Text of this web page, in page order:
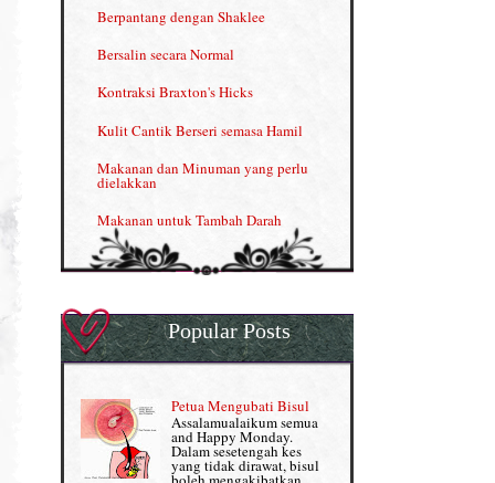
Nutrisi untuk Ikhtiar Hamil
OMEGA GUARD
Omega Guard: EPA & DHA for kids
OSTEMATRIX
Pantang Larang dalam Pengambilan
Vitamin
Penjagaan Rambut: Prosante Hair Care
Persediaan Haji & Umrah
Review Part 1: Shaklee bagus ke?
Berpantang dengan Shaklee
Bersalin secara Normal
Kontraksi Braxton's Hicks
Kulit Cantik Berseri semasa Hamil
Makanan dan Minuman yang perlu
dielakkan
Makanan untuk Tambah Darah
Masalah HB rendah?
Normal VS Czer
Pemakanan Semasa Hamil
Penyusuan Bayi
Perkembangan Minda Bayi
Popular Posts
Petua Mengubati Bisul
Assalamualaikum semua
and Happy Monday.
Dalam sesetengah kes
yang tidak dirawat, bisul